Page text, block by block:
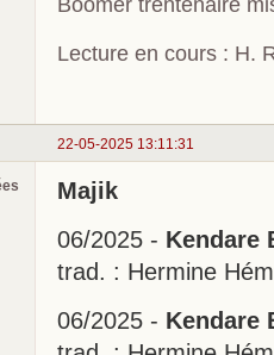
Boomer trentenaire
Lecture en cours : H.
22-05-2025 13:11:31
Majik
06/2025 - Kendare
trad. : Hermine
06/2025 - Kendare